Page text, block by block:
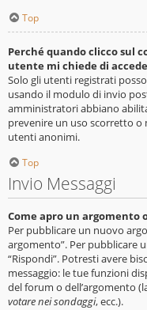
Top
Perché quando clicco sul
utente mi chiede di
Solo gli utenti registrati
usando il modulo di invio
amministratori abbiano
prevenire un uso scorretto o
utenti anonimi.
Top
Invio Messaggi
Come apro un argomento
Per pubblicare un nuovo
argomento”. Per pubblicare
“Rispondi”. Potresti avere
messaggio: le tue funzioni
del forum o dell’argomento
votare nei sondaggi, ecc.).